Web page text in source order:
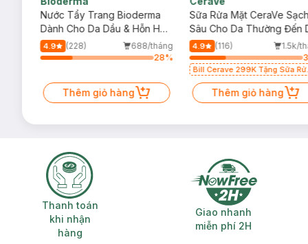
Nước Tẩy Trang Bioderma
Dành Cho Da Dầu & Hỗn Hợp
500ml
4.9 (228)
688/tháng
28%
Thêm giỏ hàng
Sữa Rửa Mặt CeraVe
Sâu Cho Da Thường Đến
Dầu 473ml
4.9 (116)
1.5k/
Bill Cerave 299K Tặng Sữa
Mặt Cerave 30ml (SL có hạn)
Thêm giỏ hàng
Thanh toán khi nhận hàng
Thanh toán
khi nhận
hàng
Giao nhanh
Giao nhanh
miễn phí 2H